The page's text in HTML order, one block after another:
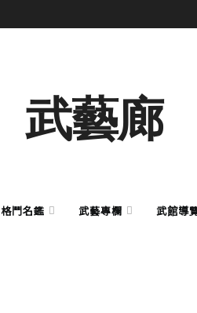
武藝廊
格鬥名鑑 武藝專欄 武館導